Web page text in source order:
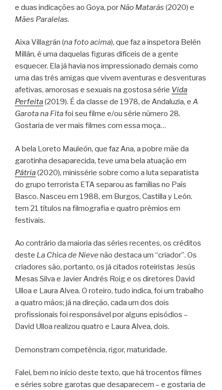
e duas indicações ao Goya, por Não Matarás (2020) e
Mães Paralelas.
Aixa Villagrán (na foto acima), que faz a inspetora Belén
Millán, é uma daquelas figuras difíceis de a gente
esquecer. Ela já havia nos impressionado demais como
uma das três amigas que vivem aventuras e desventuras
afetivas, amorosas e sexuais na gostosa série Vida
Perfeita(2019). É da classe de 1978, de Andaluzia, e A
Garota na Fitafoi seu filme e/ou série número 28.
Gostaria de ver mais filmes com essa moça…
A bela Loreto Mauleón, que faz Ana, a pobre mãe da
garotinha desaparecida, teve uma bela atuação em
Pátria(2020), minissérie sobre como a luta separatista
do grupo terrorista ETA separou as famílias no País
Basco. Nasceu em 1988, em Burgos, Castilla y León.
tem 21 títulos na filmografia e quatro prêmios em
festivais.
Ao contrário da maioria das séries recentes, os créditos
deste La Chica de Nieve não destaca um “criador”. Os
criadores são, portanto, os já citados roteiristas Jesús
Mesas Silva e Javier Andrés Roig e os diretores David
Ulloa e Laura Alvea. O roteiro, tudo indica, foi um trabalho
a quatro mãos; já na direção, cada um dos dois
profissionais foi responsável por alguns episódios –
David Ulloa realizou quatro e Laura Alvea, dois.
Demonstram competência, rigor, maturidade.
Falei, bem no início deste texto, que há trocentos filmes
e séries sobre garotas que desaparecem – e gostaria de